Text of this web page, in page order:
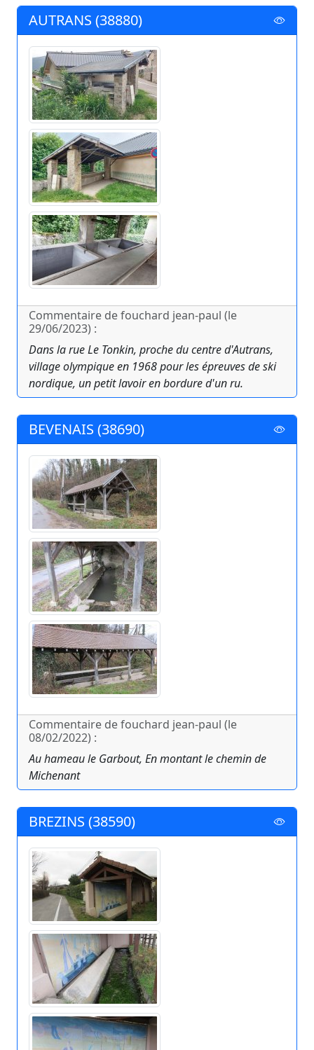
AUTRANS (38880)
Commentaire de fouchard jean-paul (le
29/06/2023) :
Dans la rue Le Tonkin, proche du centre d'Autrans,
village olympique en 1968 pour les épreuves de ski
nordique, un petit lavoir en bordure d'un ru.
BEVENAIS (38690)
Commentaire de fouchard jean-paul (le
08/02/2022) :
Au hameau le Garbout, En montant le chemin de
Michenant
BREZINS (38590)